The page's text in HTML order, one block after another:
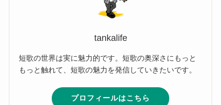
tankalife
短歌の世界は実に魅力的です。短歌の奥深さにもっと
もっと触れて、短歌の魅力を発信していきたいです。
プロフィールはこちら